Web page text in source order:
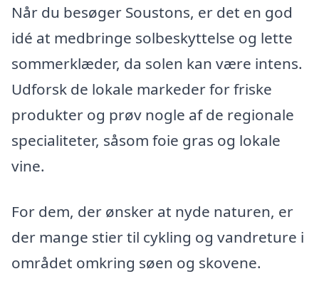
Når du besøger Soustons, er det en god
idé at medbringe solbeskyttelse og lette
sommerklæder, da solen kan være intens.
Udforsk de lokale markeder for friske
produkter og prøv nogle af de regionale
specialiteter, såsom foie gras og lokale
vine.
For dem, der ønsker at nyde naturen, er
der mange stier til cykling og vandreture i
området omkring søen og skovene.